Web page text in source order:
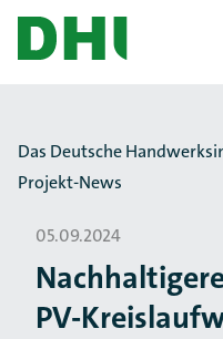
ZUM HAUPTINHALT
ZUR SUCHE SPRINGEN
Sie befinden sich hier:
Das Deutsche
Projekt-News
05.09.2024
PV-